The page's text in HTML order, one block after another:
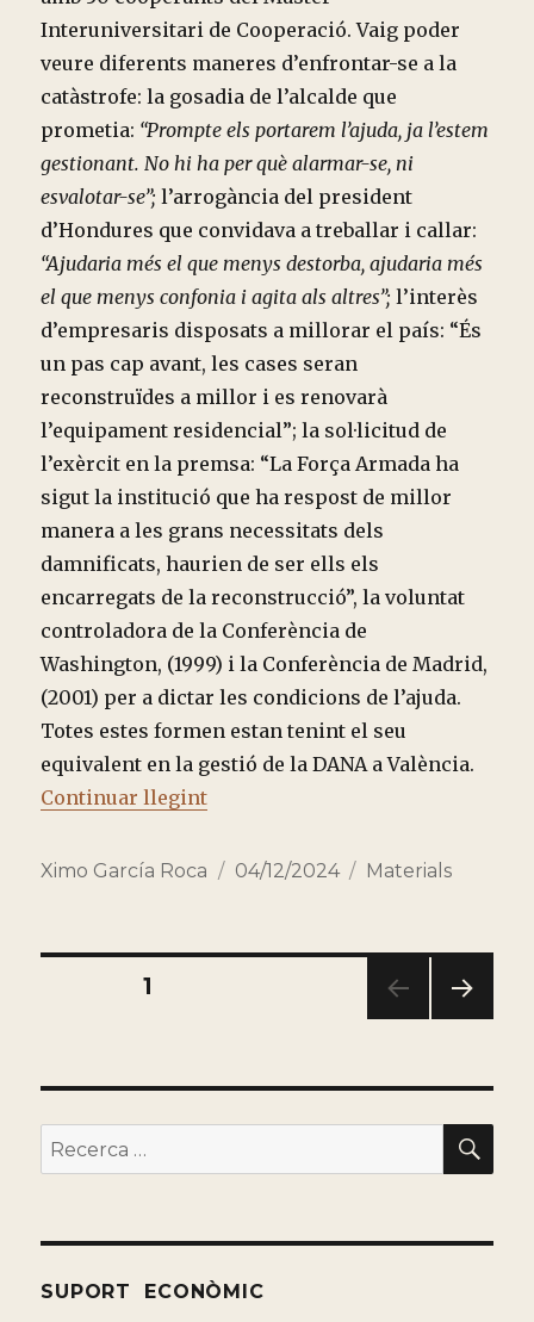
Interuniversitari de Cooperació. Vaig poder
veure diferents maneres d’enfrontar-se a la
catàstrofe: la gosadia de l’alcalde que
prometia: “Prompte els portarem l’ajuda, ja l’estem
gestionant. No hi ha per què alarmar-se, ni
esvalotar-se”; l’arrogància del president
d’Hondures que convidava a treballar i callar:
“Ajudaria més el que menys destorba, ajudaria més
el que menys confonia i agita als altres”; l’interès
d’empresaris disposats a millorar el país: “És
un pas cap avant, les cases seran
reconstruïdes a millor i es renovarà
l’equipament residencial”; la sol·licitud de
l’exèrcit en la premsa: “La Força Armada ha
sigut la institució que ha respost de millor
manera a les grans necessitats dels
damnificats, haurien de ser ells els
encarregats de la reconstrucció”, la voluntat
controladora de la Conferència de
Washington, (1999) i la Conferència de Madrid,
(2001) per a dictar les condicions de l’ajuda.
Totes estes formen estan tenint el seu
equivalent en la gestió de la DANA a València.
Continuar llegint“EN EL COR DE LA CATÀSTROFE”
Autor
Ximo García Roca
Publicado
04/12/2024 Categorías
Materials
Paginación
entradas
PÁGINA1
NA
Buscar
por:
SUPORT ECONÒMIC